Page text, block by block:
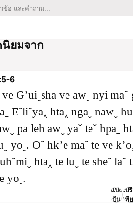
ยมจาก
6
Gʼuiˬsha ve awˬ nyi maˇ
Eˇliˇya‸ hta‸ ngaˬ nawˬ
pa leh awˬ yaˇ teˇ hpaˍ
yoˬ. Oˇ hkʼe maˇ te ve
hta‸ te luˬ te sheˆ laˇ
yoˬ.
แบ่ง
ปัน
เป
เที